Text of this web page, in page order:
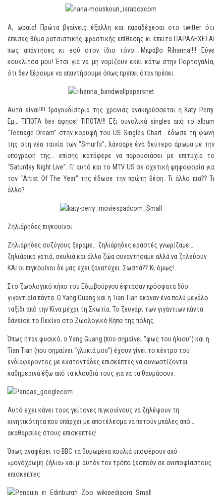
Α, ωραία! Πρώτα βγαίνεις έξαλλη και παραδέχεσαι στο twitter ότι
έπεσες θύμα ρατσιστικής φραστικής επίθεσης κι έπειτα ΠΑΡΑΔΕΧΕΣΑΙ
πως απάντησες κι εσύ στον ίδιο τόνο. Μπράβο Rihanna!!!! Εύγε
κουκλίτσα μου! Έτσι για να μη νομίζουν εκεί κάτω στην Πορτογαλία,
ότι δεν ξέρουμε να απαντήσουμε όπως πρέπει όταν πρέπει.
Αυτά είναι!!!! Τραγουδίστρια της χρονιάς ανακηρύσσεται η Katy Perry.
Εμ… ΤΙΠΟΤΑ δεν άφησε! ΤΙΠΟΤΑ!!! Εξι συνολικά singles από το album
“Teenage Dream” στην κορυφή του US Singles Chart… έδωσε τη φωνή
της στη νέα ταινία των “Smurfs”, λάνσαρε ένα δεύτερο άρωμα με την
υπογραφή της… επίσης κατάφερε να παρουσιάσει με επιτυχία το
“Saturday Night Live”. Γι’ αυτό και το MTV US σε σχετική ψηφοφορία για
τον “Artist Of The Year” της έδωσε την πρώτη θέση. Τι άλλο πια?? Τι
άλλο?
Ζηλιάρηδες πιγκουίνοι
Ζηλιάρηδες συζύγους ξέραμε… ζηλιάρηδες εραστές γνωρίζαμε…
ζηλιάρικα γατιά, σκυλιά και άλλα ζώα συναντήσαμε αλλά να ζηλεύουν
ΚΑΙ οι πιγκουίνοι δε μας έχει ξανατύχει. Σωστά?? Κι όμως!…
Στο ζωολογικό κήπο του Εδιμβούργου έφτασαν πρόσφατα δύο
γιγαντιαία πάντα. Ο Yang Guang και η Tian Tian έκαναν ένα πολύ μεγάλο
ταξίδι από την Κίνα μέχρι τη Σκωτία. Το ζευγάρι των γιγάντιων πάντα
δάνεισε το Πεκίνο στο Ζωολογικό Κήπο της πόλης.
Όπως ήταν φυσικό, ο Yang Guang (που σημαίνει “φως του ήλιου”) και η
Tian Tian (που σημαίνει “γλυκιά μου”) έχουν γίνει το κέντρο του
ενδιαφέροντος με εκατοντάδες επισκέπτες να συνωστίζονται
καθημερινά έξω από τα κλουβιά τους για να τα θαυμάσουν.
Αυτό έχει κάνει τους γείτονες πιγκουίνους να ζηλέψουν τη
κινητικότητα που υπάρχει με αποτέλεσμα να πετούν μπάλες από…
ακαθαρσίες στους επισκέπτες!
Όπως αναφέρει το BBC τα θυμωμένα πουλιά υποφέρουν από
«μονόχρωμη ζήλια» και μ’ αυτόν τον τρόπο ξεσπούν σε ανυποψίαστους
επισκέπτες.